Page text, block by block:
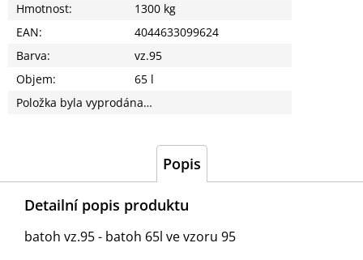
Hmotnost:
1300 kg
EAN:
4044633099624
Barva:
vz.95
Objem:
65 l
Položka byla vyprodána…
Popis
Detailní popis produktu
batoh vz.95 - batoh 65l ve vzoru 95